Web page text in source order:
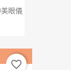
眼儀
favorite_border